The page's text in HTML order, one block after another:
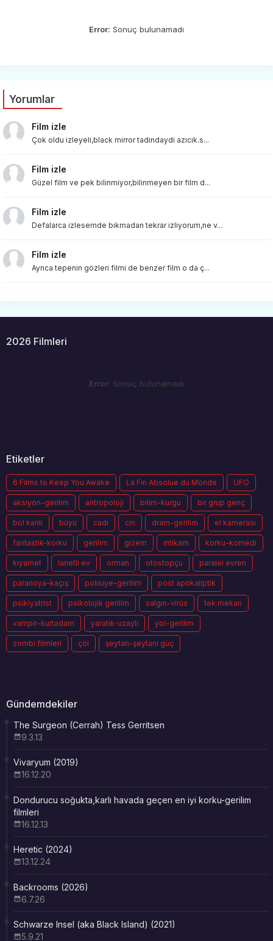
Error: Sonuç bulunamadı
Yorumlar
Film izle
Çok oldu izleyeli,black mirror tadindaydi azıcık.s...
Film izle
Güzel film ve pek bilinmiyor,bilinmeyen bir film d...
Film izle
Defalarca izlesemde bıkmadan tekrar izliyorum,ne v...
Film izle
Ayrıca tepenin gözleri filmi de benzer film o da ç...
2026 Filmleri
Error: Sonuç bulunamadı
Etiketler
6 Films to Keep You Awake La Fin Absolue du Monde UFO
aksiyon-gerilim antropoloji bilim-kurgu bir grup genç
bol kanlı büyü cadı cin dram-gerilim el kamerası
fantastik-korku gerilim gizem intikam korku-komedi
kıyamet lanetli ev orman otostopçu paralel evren
paranoya-kaçış polisiye-gerilim post apokaliptik
psikiyatrist psikolojik gerilim salgın-virüs tek mekan
vampir-kurtadam yaratık-uzaylı yol-gerilim
zombi filmleri çöl şeytan-şeytani güç
Gündemdekiler
The Surgeon (Cerrah) Tess Gerritsen
9.3.13
Vivaryum (2019)
16.12.20
Dondurucu soğukta,karlı havada geçen en iyi korku-gerilim
filmleri
16.12.13
Heretic (2024)
13.12.24
Backrooms (2026)
6.7.26
Schwarze Insel (aka Black Island) (2021)
5.9.21